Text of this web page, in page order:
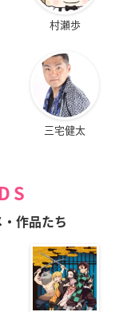
村瀬歩
三宅健太
作品たち